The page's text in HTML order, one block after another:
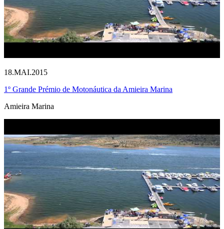
18.MAI.2015
1º Grande Prémio de Motonáutica da Amieira Marina
Amieira Marina